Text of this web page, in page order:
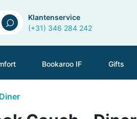
Klantenservice
(+31) 346 284 242
Bookaroo IF Gifts